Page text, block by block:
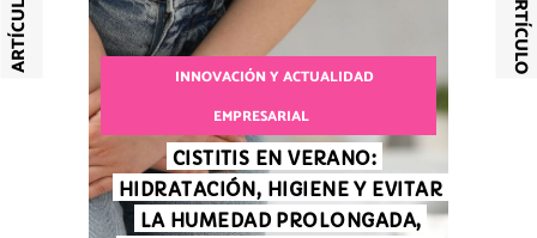
INNOVACIÓN Y ACTUALIDAD
EMPRESARIAL
CISTITIS EN VERANO:
HIDRATACIÓN, HIGIENE Y EVITAR
LA HUMEDAD PROLONGADA,